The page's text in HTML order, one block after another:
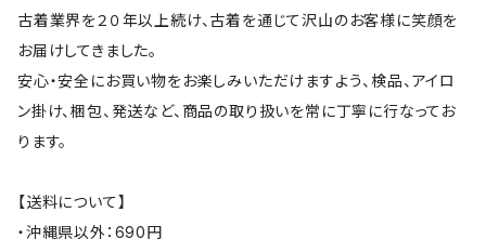
古着業界を２０年以上続け、古着を通じて沢山のお客様に笑顔を
お届けしてきました。
安心・安全にお買い物をお楽しみいただけますよう、検品、アイロ
ン掛け、梱包、発送など、商品の取り扱いを常に丁寧に行なってお
ります。
【送料について】
・沖縄県以外：690円